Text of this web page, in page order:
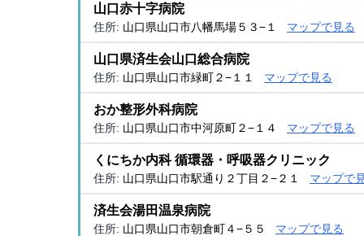
山口赤十字病院
住所: 山口県山口市八幡馬場５３−１ マップで見る
山口県済生会山口総合病院
住所: 山口県山口市緑町２−１１ マップで見る
おか整形外科病院
住所: 山口県山口市中河原町２−１４ マップで見る
くにちか内科 循環器・呼吸器クリニック
住所: 山口県山口市駅通り２丁目２−２１ マップで
済生会湯田温泉病院
住所: 山口県山口市朝倉町４−５５ マップで見る